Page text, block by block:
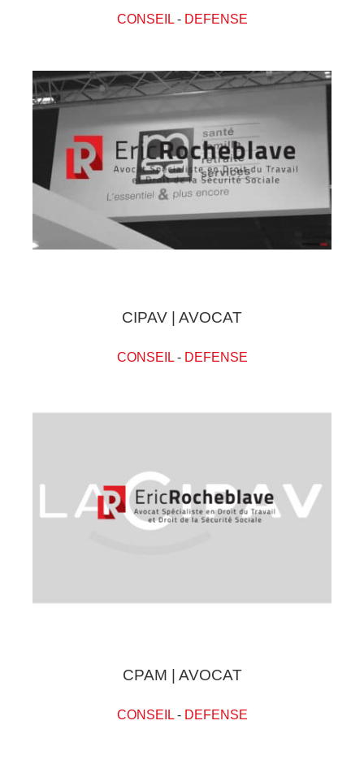
CONSEIL- DEFENSE
CIPAV | AVOCAT
CONSEIL- DEFENSE
CPAM | AVOCAT
CONSEIL- DEFENSE